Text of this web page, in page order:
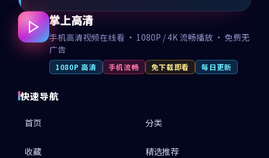
掌上高清
手机高清视频在线看 · 1080P / 4K 流畅播放 · 免费无
广告
1080P 高清 手机流畅 免下载即看 每日更新
快速导航
首页 分类
收藏 精选推荐